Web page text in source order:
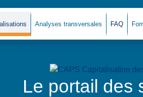
Analyses transversales FAQ
Le portail des